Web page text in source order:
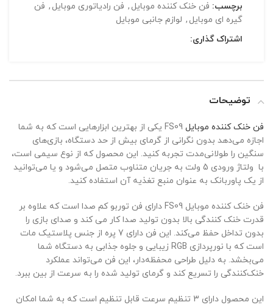
برچسب: فن خنک کننده موبایل , فن رادیاتوری موبایل , فن
گیره ای موبایل , لوازم جانبی موبایل
اشتراک گذاری:
توضیحات
فن خنک کننده موبایل
FS09 یکی از بهترین ابزارهایی است که به شما
اجازه می‌دهد بدون نگرانی از گرمای بیش از حد دستگاه، بازی‌های
سنگین را طولانی‌مدت تجربه کنید. این محصول که از نوع سیمی است،
با ولتاژ ورودی 5 ولت به جریان متناوب متصل می‌شود و یا می‌توانید
از یک پاوربانک به عنوان منبع تغذیه آن استفاده کنید.
فن خنک کننده موبایل FS09 دارای فن توربو کم صدا است که علاوه بر
قدرت خنک کنندگی بالا بدون تولید صدا کار می کند و صدای بازی را
بدون تداخل حفظ می‌کند. این فن دارای 7 پره از جنس پلاستیک مات
است که با نورپردازی RGB زیبایی و جلوه‌ جذابی به دستگاه شما
می‌بخشد. به دلیل طراحی محفظه‌دار، این فن می‌تواند عملکرد
خنک‌کنندگی را تسریع کند و گرمای تولید شده را به سرعت از بین ببرد.
این محصول دارای 3 تنظیم سرعت قابل تنظیم است که به شما امکان